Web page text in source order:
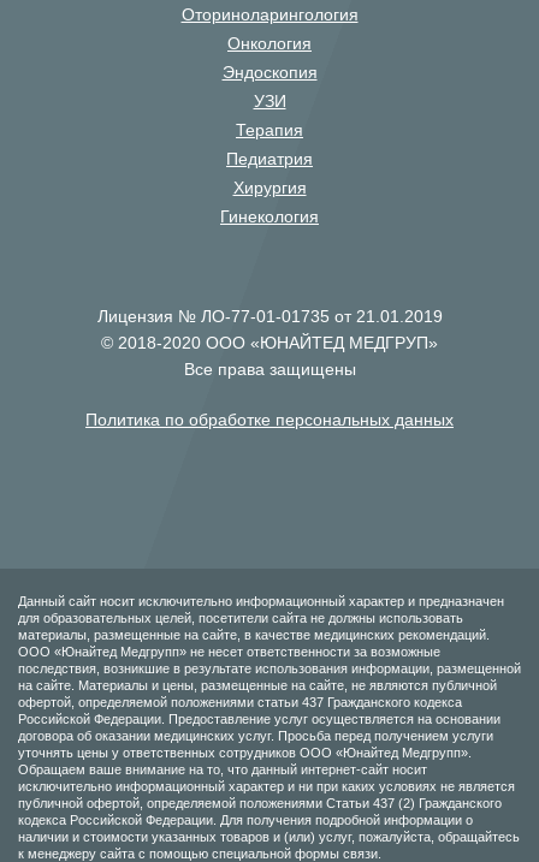
Оториноларингология
Онкология
Эндоскопия
УЗИ
Терапия
Педиатрия
Хирургия
Гинекология
Лицензия № ЛО-77-01-01735 от 21.01.2019
© 2018-2020 ООО «ЮНАЙТЕД МЕДГРУП»
Все права защищены
Политика по обработке персональных данных
Данный сайт носит исключительно информационный характер и предназначен
для образовательных целей, посетители сайта не должны использовать
материалы, размещенные на сайте, в качестве медицинских рекомендаций.
ООО «Юнайтед Медгрупп» не несет ответственности за возможные
последствия, возникшие в результате использования информации, размещенной
на сайте. Материалы и цены, размещенные на сайте, не являются публичной
офертой, определяемой положениями статьи 437 Гражданского кодекса
Российской Федерации. Предоставление услуг осуществляется на основании
договора об оказании медицинских услуг. Просьба перед получением услуги
уточнять цены у ответственных сотрудников ООО «Юнайтед Медгрупп».
Обращаем ваше внимание на то, что данный интернет-сайт носит
исключительно информационный характер и ни при каких условиях не является
публичной офертой, определяемой положениями Статьи 437 (2) Гражданского
кодекса Российской Федерации. Для получения подробной информации о
наличии и стоимости указанных товаров и (или) услуг, пожалуйста, обращайтесь
к менеджеру сайта с помощью специальной формы связи.